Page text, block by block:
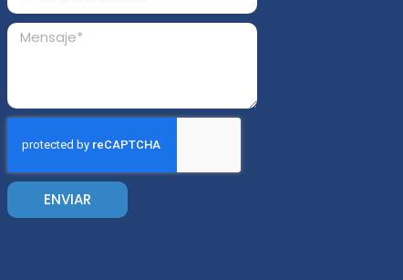
ENVIAR